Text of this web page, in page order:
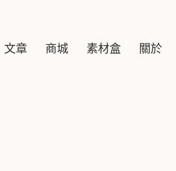
文章 商城 素材盒​ 關於